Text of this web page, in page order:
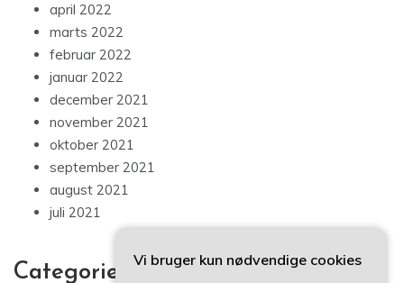
april 2022
marts 2022
februar 2022
januar 2022
december 2021
november 2021
oktober 2021
september 2021
august 2021
juli 2021
Categories
Vi bruger kun nødvendige cookies